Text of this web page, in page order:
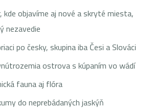
kde objavíme aj nové a skryté miesta,
nezavedie
po česky, skupina iba Česi a Slováci
ostrova s kúpaním vo wádí
fauna aj flóra
do neprebádaných jaskýň